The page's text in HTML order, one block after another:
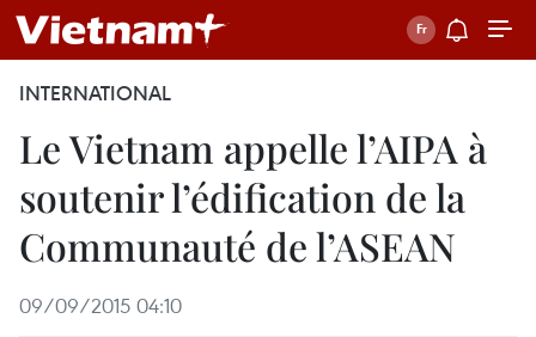
INTERNATIONAL
Le Vietnam appelle l’AIPA à
soutenir l’édification de la
Communauté de l’ASEAN
09/09/2015 04:10